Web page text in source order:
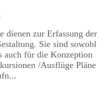
dienen zur Erfassung der
Sie sind sowohl
auch für die Konzeption
/Ausflüge Pläne